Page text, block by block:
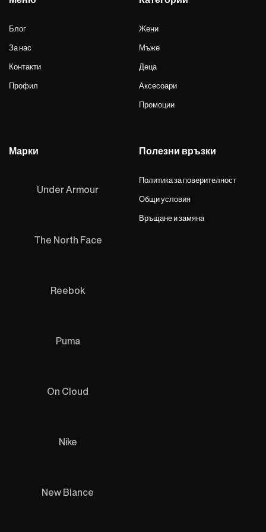
Блог
За нас
Контакти
Профил
Жени
Мъже
Деца
Аксесоари
Промоции
Марки
Under Armour
The North Face
Reebok
Puma
On Cloud
Nike
New Blance
Полезни връзки
Политика за поверителност
Общи условия
Връщане и замяна